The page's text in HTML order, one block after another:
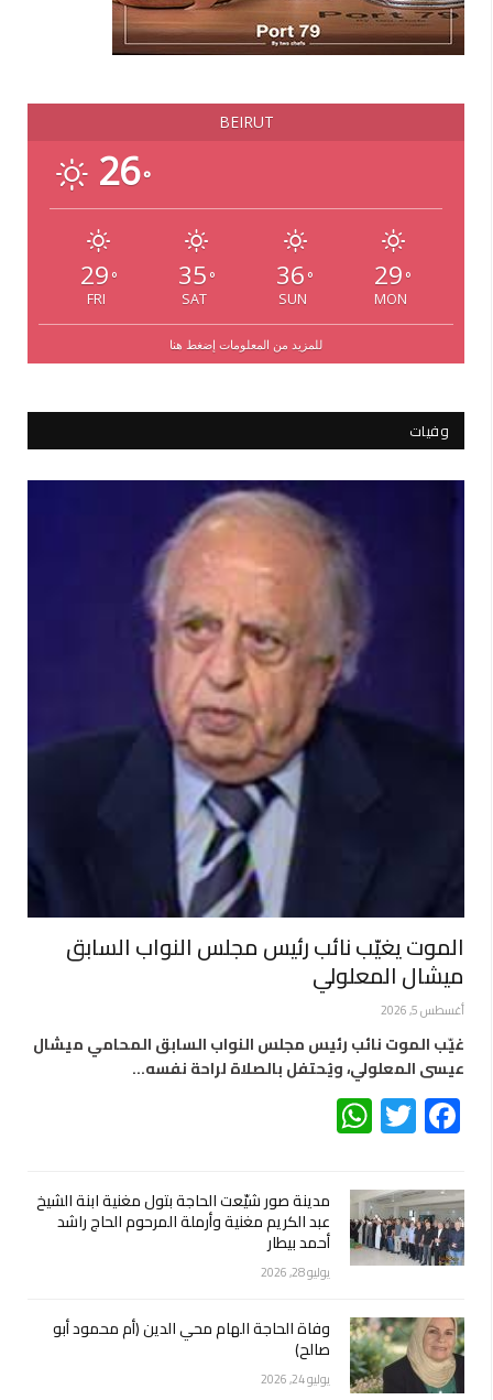
BEIRUT
26°
29 °
FRI
35 °
SAT
36 °
SUN
29 °
MON
للمزيد من المعلومات إضغط هنا
وفيات
الموت يغيّب نائب رئيس مجلس النواب السابق
ميشال المعلولي
أغسطس 5, 2026
غيّب الموت نائب رئيس مجلس النواب السابق المحامي ميشال
عيسى المعلولي، ويُحتفل بالصلاة لراحة نفسه…
Facebook
Twitter
مدينة صور شيّعت الحاجة بتول مغنية ابنة الشيخ
عبد الكريم مغنية وأرملة المرحوم الحاج راشد
أحمد بيطار
يوليو 28, 2026
وفاة الحاجة الهام محي الدين (أم محمود أبو
صالح)
يوليو 24, 2026